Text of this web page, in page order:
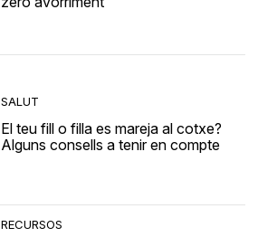
SALUT
El teu fill o filla es mareja al cotxe?
Alguns consells a tenir en compte
RECURSOS